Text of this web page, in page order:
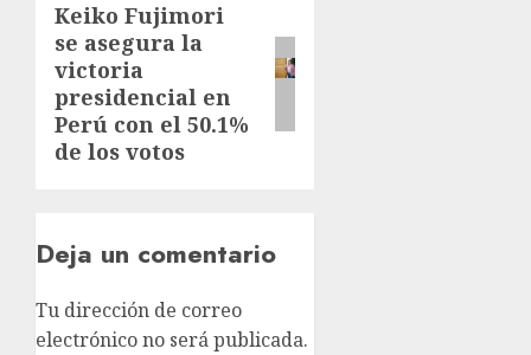
Keiko Fujimori
se asegura la
victoria
presidencial en
Perú con el 50.1%
de los votos
Deja un comentario
Tu dirección de correo
electrónico no será publicada.